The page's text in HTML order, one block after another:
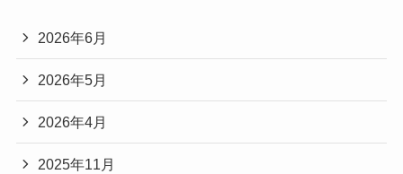
2026年6月
2026年5月
2026年4月
2025年11月